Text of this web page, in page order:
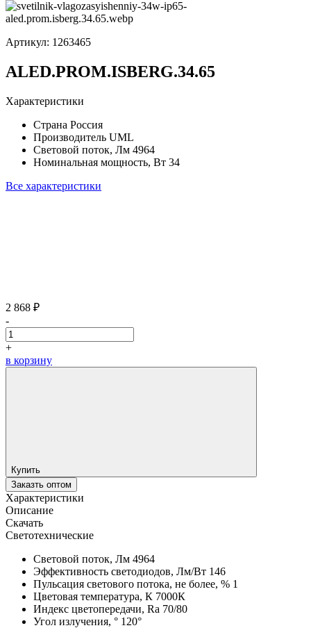
Артикул: 1263465
ALED.PROM.ISBERG.34.65
Характеристики
Страна Россия
Производитель UML
Световой поток, Лм 4964
Номинальная мощность, Вт 34
Все характеристики
2 868 ₽
-
+
в корзину
Купить
Заказть оптом
Характеристики
Описание
Скачать
Светотехнические
Световой поток, Лм 4964
Эффективность светодиодов, Лм/Вт 146
Пульсация светового потока, не более, % 1
Цветовая температура, К 7000К
Индекс цветопередачи, Ra 70/80
Угол излучения, ° 120°